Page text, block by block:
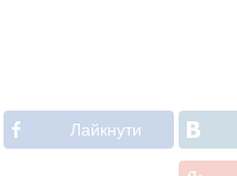
Лайкнути